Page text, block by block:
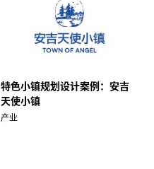
特色小镇规划设计案例：安吉
天使小镇
产业